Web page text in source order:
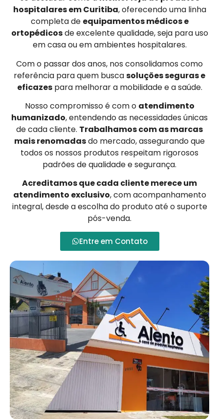
hospitalares em Curitiba, oferecendo uma linha
completa de equipamentos médicos e
ortopédicosde excelente qualidade, seja para uso
em casa ou em ambientes hospitalares.
Com o passar dos anos, nos consolidamos como
referência para quem buscasoluções seguras e
eficazespara melhorar a mobilidade e a saúde.
Nosso compromisso é com o atendimento
humanizado, entendendo as necessidades únicas
de cada cliente. Trabalhamos com as marcas
mais renomadasdo mercado, assegurando que
todos os nossos produtos respeitam rigorosos
padrões de qualidade e segurança.
Acreditamos que cada cliente merece um
atendimento exclusivo, com acompanhamento
integral, desde a escolha do produto até o suporte
pós-venda.
Entre em Contato